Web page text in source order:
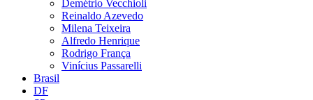
Demétrio Vecchioli
Reinaldo Azevedo
Milena Teixeira
Alfredo Henrique
Rodrigo França
Vinícius Passarelli
Brasil
DF